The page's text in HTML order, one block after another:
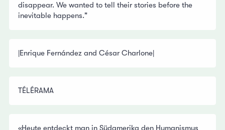
disappear. We wanted to tell their stories before the
inevitable happens."
|Enrique Fernández and César Charlone|
TÉLÉRAMA
«Heute entdeckt man in Südamerika den Humanismus